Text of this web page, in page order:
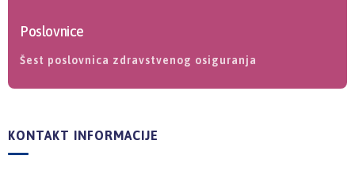
Poslovnice
Šest poslovnica zdravstvenog osiguranja
KONTAKT INFORMACIJE